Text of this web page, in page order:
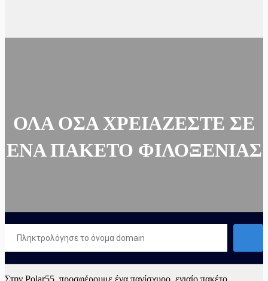
ΌΛΑ ΌΣΑ ΧΡΕΙΆΖΕΣΤΕ ΣΕ
ΈΝΑ ΠΑΚΈΤΟ ΦΙΛΟΞΕΝΊΑΣ
Στην Polar55, προσφέρουμε ένα πανίσχυρο, ενιαίο πακέτο